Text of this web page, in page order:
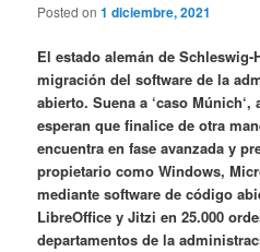
Posted on1 diciembre, 2021
El estado alemán de
migración del software de la
abierto. Suena a ‘caso
esperan que finalice de otra
encuentra en fase avanzada y
propietario como Windows,
mediante software de código
LibreOffice y Jitzi en 25.000
departamentos de la